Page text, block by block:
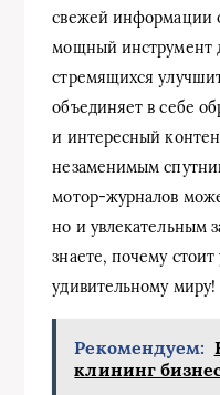
свежей информации
мощный инструмент
стремящихся
объединяет в себе
и интересный
незаменимым
мотор-журналов
но и увлекательным
знаете, почему
удивительному миру!
Рекомендуем:
клининг